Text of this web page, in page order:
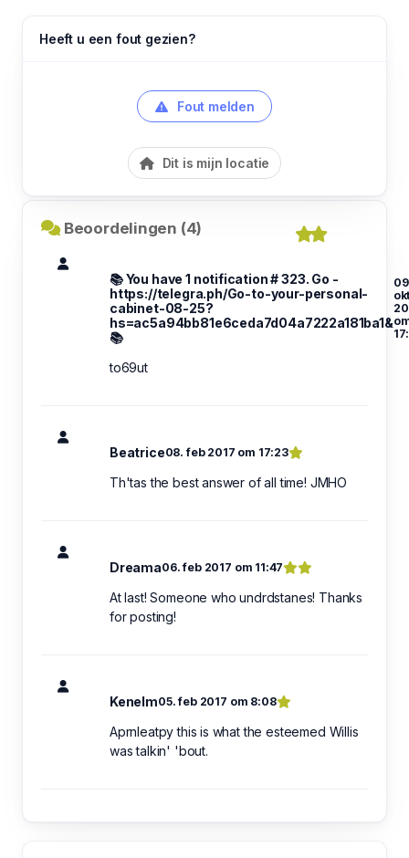
Heeft u een fout gezien?
Fout melden
Dit is mijn locatie
Beoordelingen (4)
📚 You have 1 notification # 323. Go -
https://telegra.ph/Go-to-your-personal-
cabinet-08-25?
hs=ac5a94bb81e6ceda7d04a7222a181ba1&
📚
to69ut
Beatrice08. feb 2017 om 17:23
Th'tas the best answer of all time! JMHO
Dreama06. feb 2017 om 11:47
At last! Someone who undrdstanes! Thanks
for posting!
Kenelm05. feb 2017 om 8:08
Aprnleatpy this is what the esteemed Willis
was talkin' 'bout.